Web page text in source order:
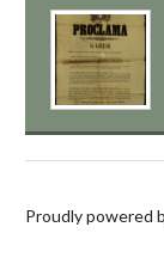
Proudly powered